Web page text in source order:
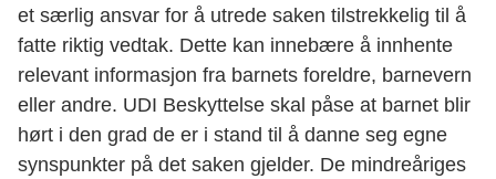
et særlig ansvar for å utrede saken tilstrekkelig til å
fatte riktig vedtak. Dette kan innebære å innhente
relevant informasjon fra barnets foreldre, barnevern
eller andre. UDI Beskyttelse skal påse at barnet blir
hørt i den grad de er i stand til å danne seg egne
synspunkter på det saken gjelder. De mindreåriges